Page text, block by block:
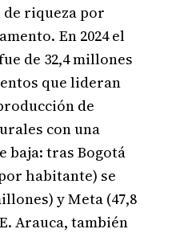
riqueza por
En 2024 el
de 32,4 millones
que lideran
de
con una
baja: tras Bogotá
habitante) se
y Meta (47,8
Arauca, también